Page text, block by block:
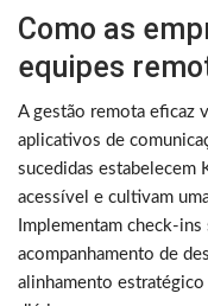
Como as
equipes
A gestão remota eficaz
aplicativos de
sucedidas estabelecem
acessível e cultivam
Implementam check-
acompanhamento de
alinhamento estratégico